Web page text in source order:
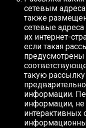
сетевым
также
сетевые
их интернет-
если такая
такую
информации.
информации, не
интерактивных